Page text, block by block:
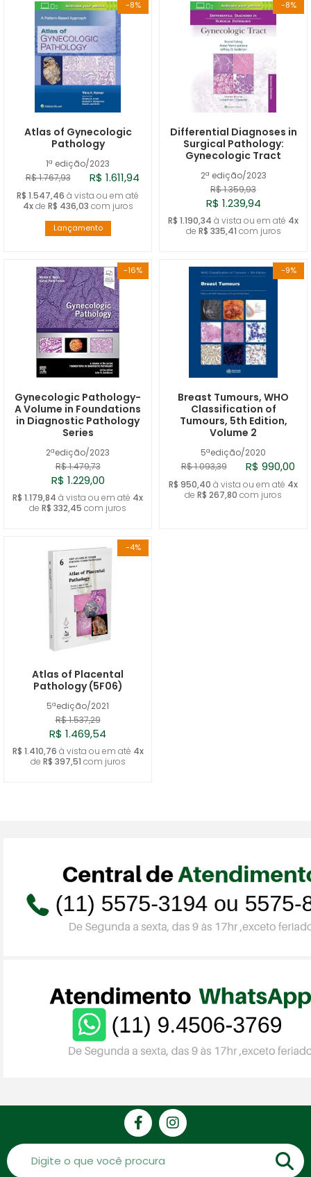
-8%
1ª edição/2023
Atlas of Gynecologic
Pathology
R$ 1.767,93 R$ 1.611,94
R$ 1.547,46 à vista ou em até
4xde R$ 436,03 com juros
Lançamento
-8%
2ª edição/2023
Differential Diagnoses in
Surgical Pathology:
Gynecologic Tract
R$ 1.359,93
R$ 1.239,94
R$ 1.190,34 à vista ou em até 4x
de R$ 335,41 com juros
-16%
2ªedição/2023
Gynecologic Pathology-
A Volume in Foundations
in Diagnostic Pathology
Series
R$ 1.479,73
R$ 1.229,00
R$ 1.179,84 à vista ou em até 4x
de R$ 332,45 com juros
-9%
5ªedição/2020
Breast Tumours, WHO
Classification of
Tumours, 5th Edition,
Volume 2
R$ 1.093,39 R$ 990,00
R$ 950,40 à vista ou em até 4x
de R$ 267,80 com juros
-4%
5ªedição/2021
Atlas of Placental
Pathology (5F06)
R$ 1.537,29
R$ 1.469,54
R$ 1.410,76 à vista ou em até 4x
de R$ 397,51 com juros